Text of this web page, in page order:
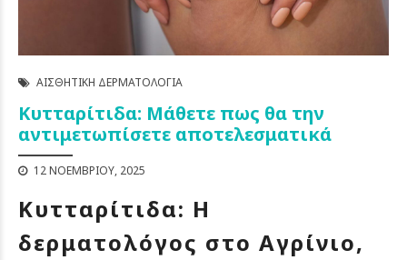
ΑΙΣΘΗΤΙΚΉ ΔΕΡΜΑΤΟΛΟΓΊΑ
Κυτταρίτιδα: Μάθετε πως θα την
αντιμετωπίσετε αποτελεσματικά
12 ΝΟΕΜΒΡΊΟΥ, 2025
Κυτταρίτιδα: Η
δερματολόγος στο Αγρίνιο,